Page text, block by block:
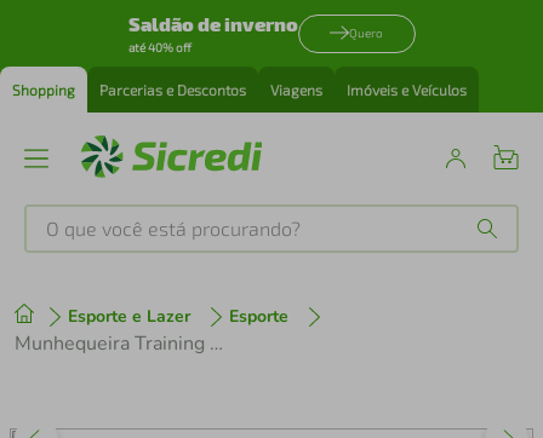
Saldão de inverno
até 40% off
Quero
Shopping Parcerias e Descontos Viagens Imóveis e Veículos
O que você está procurando?
Esporte e Lazer Esporte
Munhequeira Training Preto Vermelho Gg Flamengo Ajustável Compressão N1 Sport
1º tenis